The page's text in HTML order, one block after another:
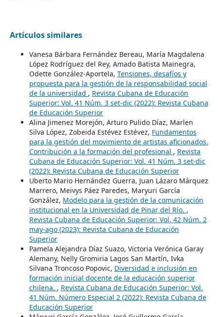
Artículos similares
Vanesa Bárbara Fernández Bereau, María Magdalena
López Rodríguez del Rey, Amado Batista Mainegra,
Odette González-Aportela, Tensiones, desafíos y
propuesta para la gestión de la responsabilidad social
de la universidad , Revista Cubana de Educación
Superior: Vol. 41 Núm. 3 set-dic (2022): Revista Cubana
de Educación Superior
Alina Jimenez Morejón, Arturo Pulido Díaz, Marlen
Silva López, Zobeida Estévez Estévez, Fundamentos
para la gestión del movimiento de artistas aficionados.
Contribución a la formación del profesional , Revista
Cubana de Educación Superior: Vol. 41 Núm. 3 set-dic
(2022): Revista Cubana de Educación Superior
Uberto Mario Hernández Guerra, Juan Lázaro Márquez
Marrero, Meivys Páez Paredes, Maryuri García
González, Modelo para la gestión de la comunicación
institucional en la Universidad de Pinar del Río. ,
Revista Cubana de Educación Superior: Vol. 42 Núm. 2
may-ago (2023): Revista Cubana de Educación
Superior
Pamela Alejandra Díaz Suazo, Victoria Verónica Garay
Alemany, Nelly Gromiria Lagos San Martín, Ivka
Silvana Troncoso Popovic, Diversidad e inclusión en
formación inicial docente de la educación superior
chilena. , Revista Cubana de Educación Superior: Vol.
41 Núm. Número Especial 2 (2022): Revista Cubana de
Educación Superior